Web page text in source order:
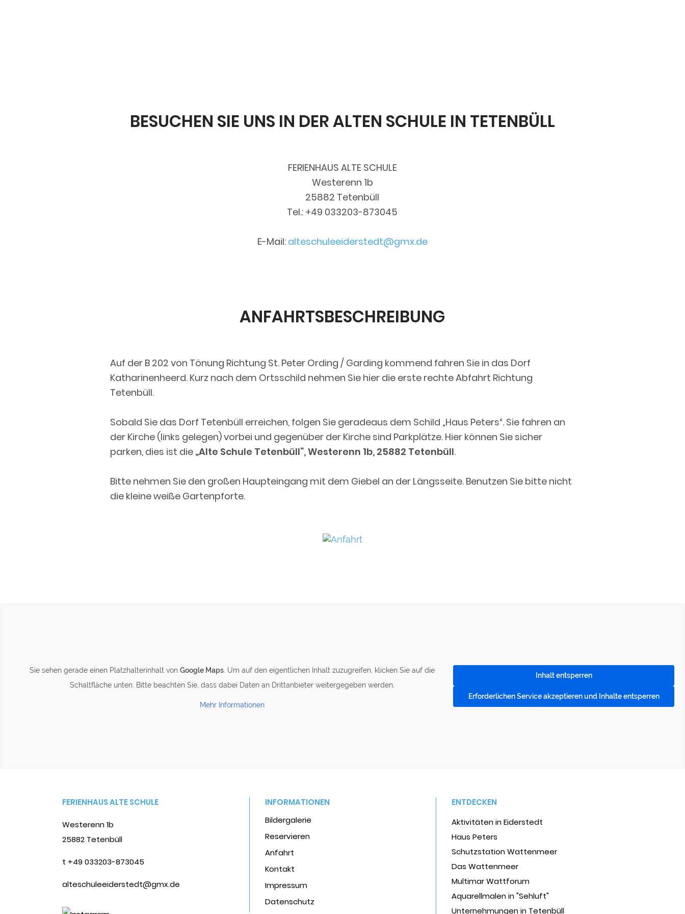
BESUCHEN SIE UNS IN DER ALTEN SCHULE IN TETENBÜLL
FERIENHAUS ALTE SCHULE
Westerenn 1b
25882 Tetenbüll
Tel.: +49 033203-873045
E-Mail: alteschuleeiderstedt@gmx.de
ANFAHRTSBESCHREIBUNG
Auf der B 202 von Tönung Richtung St. Peter Ording / Garding kommend fahren Sie in das Dorf
Katharinenheerd. Kurz nach dem Ortsschild nehmen Sie hier die erste rechte Abfahrt Richtung
Tetenbüll.
Sobald Sie das Dorf Tetenbüll erreichen, folgen Sie geradeaus dem Schild „Haus Peters“. Sie fahren an
der Kirche (links gelegen) vorbei und gegenüber der Kirche sind Parkplätze. Hier können Sie sicher
parken, dies ist die „Alte Schule Tetenbüll“, Westerenn 1b, 25882 Tetenbüll.
Bitte nehmen Sie den großen Haupteingang mit dem Giebel an der Längsseite. Benutzen Sie bitte nicht
die kleine weiße Gartenpforte.
Sie sehen gerade einen Platzhalterinhalt von Google Maps. Um auf den eigentlichen Inhalt zuzugreifen, klicken Sie auf die
Schaltfläche unten. Bitte beachten Sie, dass dabei Daten an Drittanbieter weitergegeben werden.
Mehr Informationen
Inhalt entsperren
Erforderlichen Service akzeptieren und Inhalte entsperren
FERIENHAUS ALTE SCHULE
Westerenn 1b
25882 Tetenbüll
t +49 033203-873045
alteschuleeiderstedt@gmx.de
INFORMATIONEN
Bildergalerie
Reservieren
Anfahrt
Kontakt
Impressum
Datenschutz
ENTDECKEN
Aktivitäten in Eiderstedt
Haus Peters
Schutzstation Wattenmeer
Das Wattenmeer
Multimar Wattforum
Aquarellmalen in "Sehluft"
Unternehmungen in Tetenbüll